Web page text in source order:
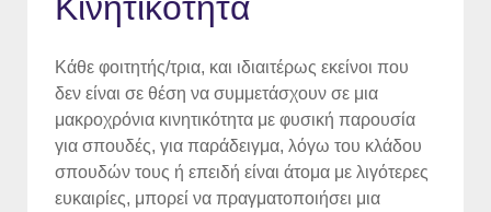
Κάθε φοιτητής/τρια, και ιδιαιτέρως εκείνοι που
δεν είναι σε θέση να συμμετάσχουν σε μια
μακροχρόνια κινητικότητα με φυσική παρουσία
για σπουδές, για παράδειγμα, λόγω του κλάδου
σπουδών τους ή επειδή είναι άτομα με λιγότερες
ευκαιρίες, μπορεί να πραγματοποιήσει μια